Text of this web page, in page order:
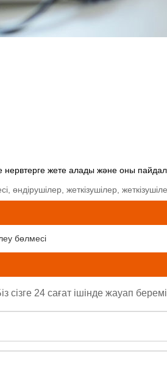
нервтерге жете алады және оны
жеткізушілер,
бөлмесі
24 сағат ішінде жауап